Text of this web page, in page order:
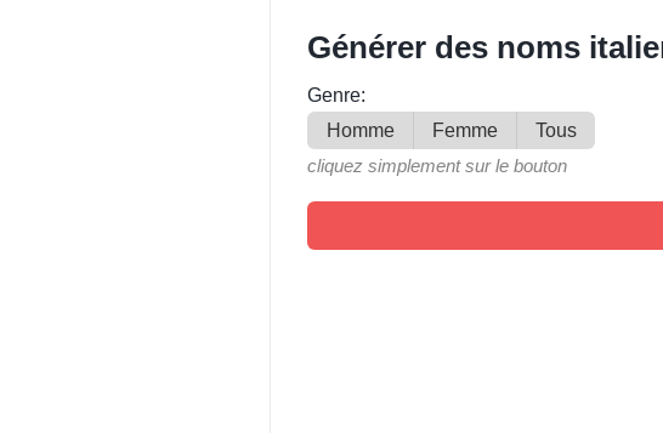
Générer des noms
Genre:
Homme
Femme
Tous
cliquez simplement sur le bouton